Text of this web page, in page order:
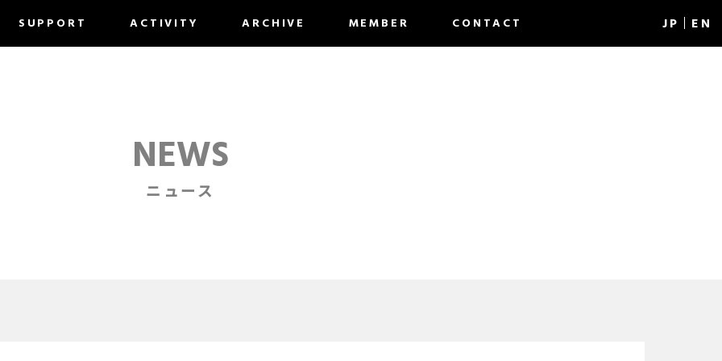
SUPPORT ACTIVITY ARCHIVE MEMBER CONTACT JP EN
NEWS
ニュース